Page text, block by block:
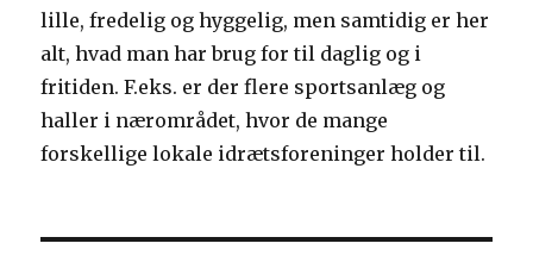
lille, fredelig og hyggelig, men samtidig er her
alt, hvad man har brug for til daglig og i
fritiden. F.eks. er der flere sportsanlæg og
haller i nærområdet, hvor de mange
forskellige lokale idrætsforeninger holder til.